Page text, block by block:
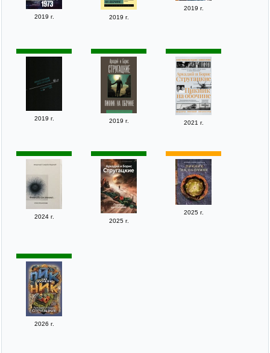
2019 г. 2019 г.
2019 г.
2019 г. 2019 г. 2021 г.
2024 г.
2025 г.
2025 г.
2026 г.